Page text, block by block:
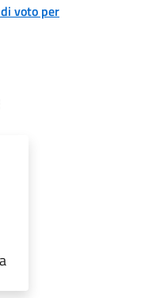
voto per